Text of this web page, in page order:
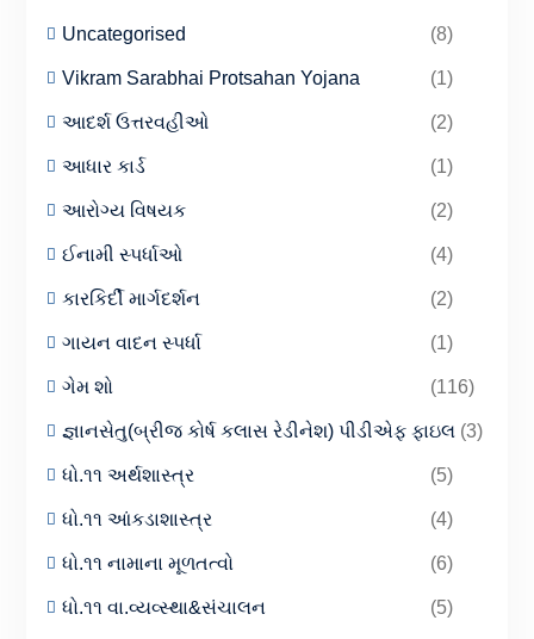
Uncategorised (8)
Vikram Sarabhai Protsahan Yojana (1)
આદર્શ ઉત્તરવહીઓ (2)
આધાર કાર્ડ (1)
આરોગ્ય વિષયક (2)
ઈનામી સ્પર્ધાઓ (4)
કારકિર્દી માર્ગદર્શન (2)
ગાયન વાદન સ્પર્ધા (1)
ગેમ શો (116)
જ્ઞાનસેતુ(બ્રીજ કોર્ષ કલાસ રેડીનેશ) પીડીએફ ફાઇલ(3)
ધો.૧૧ અર્થશાસ્ત્ર (5)
ધો.૧૧ આંકડાશાસ્ત્ર (4)
ધો.૧૧ નામાના મૂળતત્વો (6)
ધો.૧૧ વા.વ્યવ્સ્થા&સંચાલન (5)